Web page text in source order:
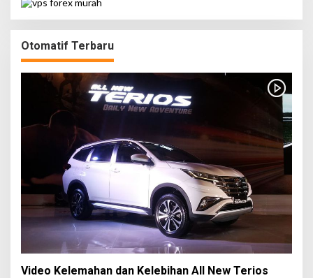
Otomatif Terbaru
Video Kelemahan dan Kelebihan All New Terios